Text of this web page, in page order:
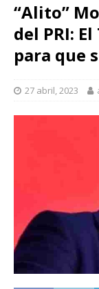
“Alito”
del PRI:
para que
27 abril, 2023